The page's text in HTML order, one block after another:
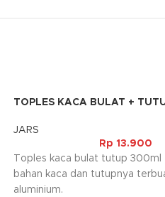
TOPLES KACA BULAT +
JARS
Rp 13.900
Toples kaca bulat tutup
bahan kaca dan tutupnya
aluminium.